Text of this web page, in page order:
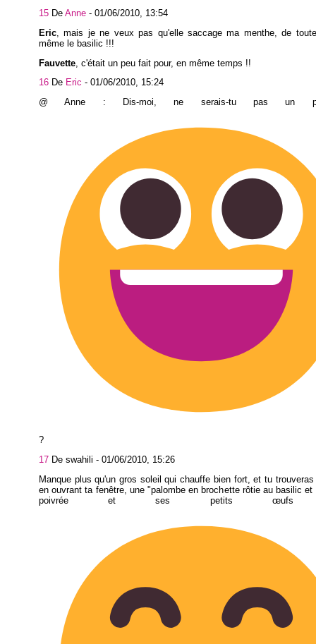
15 De Anne - 01/06/2010, 13:54
Eric , mais je ne veux pas qu'elle saccage ma menthe, de
même le basilic !!!
Fauvette , c'était un peu fait pour, en même temps !!
16 De Eric - 01/06/2010, 15:24
@ Anne : Dis-moi, ne serais-tu pas un
?
17 De swahili - 01/06/2010, 15:26
Manque plus qu'un gros soleil qui chauffe bien fort, et tu
en ouvrant ta fenêtre, une "palombe en brochette rôtie au basilic et
poivrée et ses petits œufs